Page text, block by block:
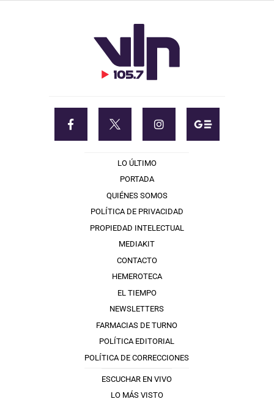
LO ÚLTIMO
PORTADA
QUIÉNES SOMOS
POLÍTICA DE PRIVACIDAD
PROPIEDAD INTELECTUAL
MEDIAKIT
CONTACTO
HEMEROTECA
EL TIEMPO
NEWSLETTERS
FARMACIAS DE TURNO
POLÍTICA EDITORIAL
POLÍTICA DE CORRECCIONES
ESCUCHAR EN VIVO
LO MÁS VISTO